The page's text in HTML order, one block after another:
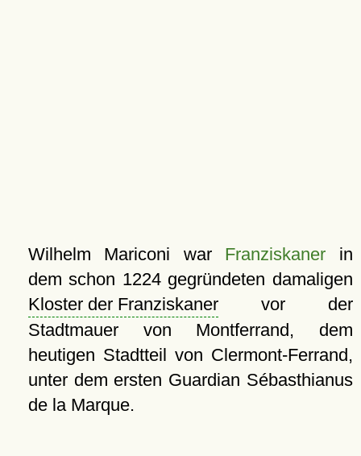
Wilhelm Mariconi war Franziskaner in
dem schon 1224 gegründeten damaligen
Kloster der Franziskanervor der
Stadtmauer von Montferrand, dem
heutigen Stadtteil von Clermont-Ferrand,
unter dem ersten Guardian Sébasthianus
de la Marque.